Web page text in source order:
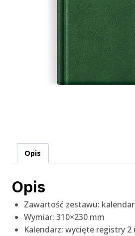
Opis
Opis
Zawartość zestawu:
Wymiar: 310×230 mm
Kalendarz: wycięte registry